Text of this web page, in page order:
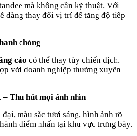
mà không cần kỹ thuật. Với
dàng thay đổi vị trí để tăng độ tiếp
chóng
cáo có thể thay tùy chiến dịch.
với doanh nghiệp thường xuyên
– Thu hút mọi ánh nhìn
màu sắc tươi sáng, hình ảnh rõ
điểm nhấn tại khu vực trưng bày.